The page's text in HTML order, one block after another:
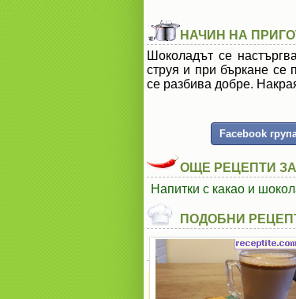
НАЧИН НА
Шоколадът се
струя и при бъркане се
се разбива добре.
Facebook
ОЩЕ РЕЦЕПТИ
Напитки с какао и
ПОДОБНИ